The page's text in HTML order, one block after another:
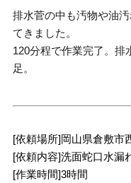
排水菅の中も汚物や油
てきました。
120分程で作業完了。排
足。
[依頼場所]岡山県倉敷市
[依頼内容]洗面蛇口水漏
[作業時間]3時間